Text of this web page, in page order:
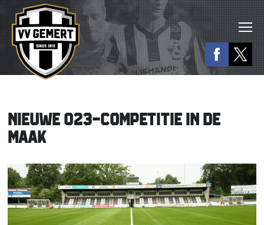
NIEUWE O23-COMPETITIE IN DE
MAAK